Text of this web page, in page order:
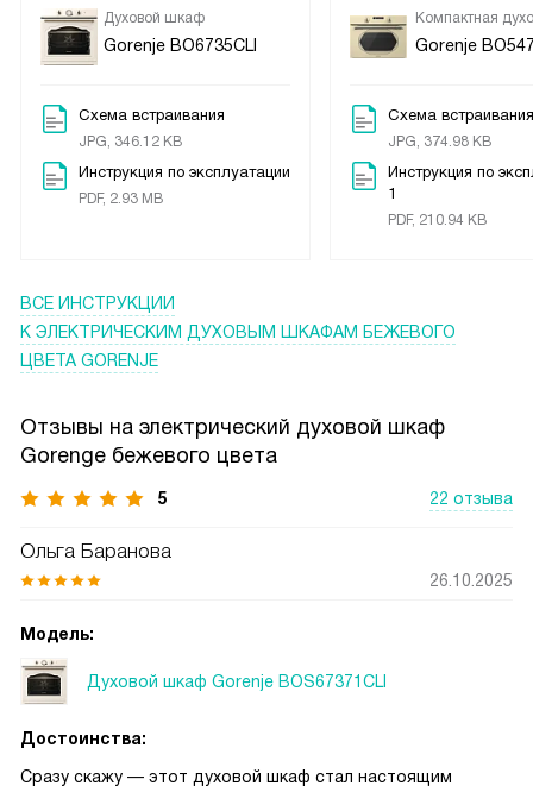
Духовой шкаф
Gorenje BO6735CLI
Схема встраивания
JPG, 346.12 KB
Инструкция по эксплуатации
PDF, 2.93 MB
Компактная
Gorenje
Схема
JPG, 374.98 KB
Инструкция по
1
PDF, 210.94 KB
ВСЕ ИНСТРУКЦИИ
К ЭЛЕКТРИЧЕСКИМ ДУХОВЫМ ШКАФАМ БЕЖЕВОГО
ЦВЕТА GORENJE
Отзывы на электрический духовой шкаф
Gorenge бежевого цвета
5 22 отзыва
Ольга Баранова
26.10.2025
Модель:
Духовой шкаф Gorenje BOS67371CLI
Достоинства:
Сразу скажу — этот духовой шкаф стал настоящим